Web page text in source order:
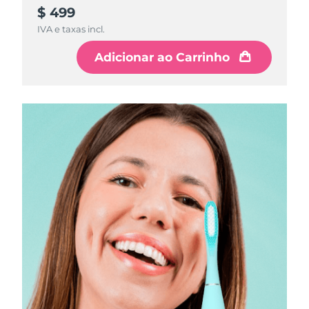
$ 499
IVA e taxas incl.
Adicionar ao Carrinho